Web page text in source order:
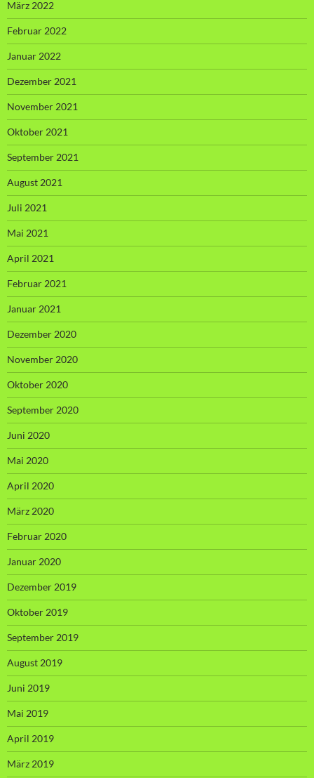
März 2022
Februar 2022
Januar 2022
Dezember 2021
November 2021
Oktober 2021
September 2021
August 2021
Juli 2021
Mai 2021
April 2021
Februar 2021
Januar 2021
Dezember 2020
November 2020
Oktober 2020
September 2020
Juni 2020
Mai 2020
April 2020
März 2020
Februar 2020
Januar 2020
Dezember 2019
Oktober 2019
September 2019
August 2019
Juni 2019
Mai 2019
April 2019
März 2019